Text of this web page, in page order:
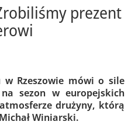
prezent
w Rzeszowie mówi o sile
sezon w europejskich
drużyny, którą
Winiarski.